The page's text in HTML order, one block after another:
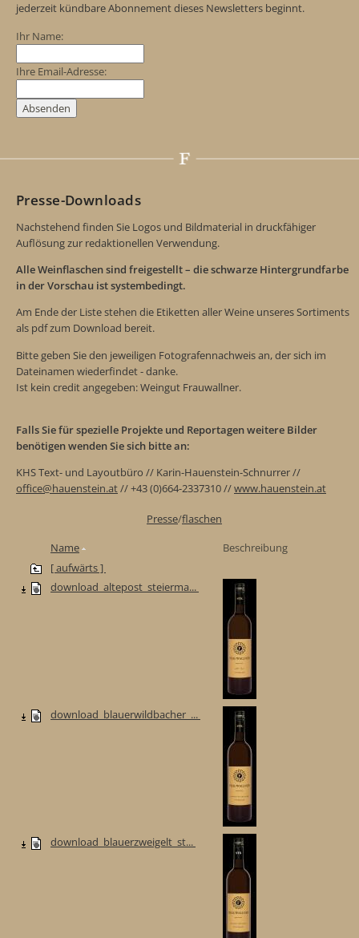
jederzeit kündbare Abonnement dieses Newsletters beginnt.
Ihr Name:
Ihre Email-Adresse:
Presse-Downloads
Nachstehend finden Sie Logos und Bildmaterial in druckfähiger
Auflösung zur redaktionellen Verwendung.
Alle Weinflaschen sind freigestellt – die schwarze Hintergrundfarbe
in der Vorschau ist systembedingt.
Am Ende der Liste stehen die Etiketten aller Weine unseres Sortiments
als pdf zum Download bereit.
Bitte geben Sie den jeweiligen Fotografennachweis an, der sich im
Dateinamen wiederfindet - danke.
Ist kein credit angegeben: Weingut Frauwallner.
Falls Sie für spezielle Projekte und Reportagen weitere Bilder
benötigen wenden Sie sich bitte an:
KHS Text- und Layoutbüro // Karin-Hauenstein-Schnurrer //
office@hauenstein.at// +43 (0)664-2337310 //www.hauenstein.at
Presse/flaschen
Name
Beschreibung
[ aufwärts ]
download_altepost_steierma...
download_blauerwildbacher_...
download_blauerzweigelt_st...